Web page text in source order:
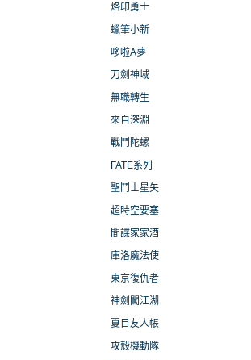
烙印勇士
蠟筆小新
哆啦A夢
刀劍神域
無職轉生
來自深淵
戰鬥陀螺
FATE系列
聖鬥士星矢
超時空要塞
間諜家家酒
庫洛魔法使
東京復仇者
神劍闖江湖
夏目友人帳
攻殼機動隊